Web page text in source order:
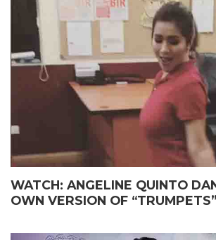
WATCH: ANGELINE QUINTO
OWN VERSION OF “TRUMPETS”